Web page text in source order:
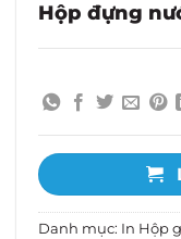
Hộp đựng
Danh mục: In Hộp